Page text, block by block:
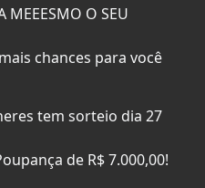
MEEESMO O SEU
chances para você
tem sorteio dia 27
de R$ 7.000,00!